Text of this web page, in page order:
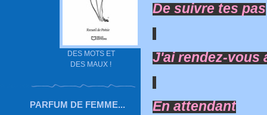
DES MOTS ET
DES MAUX !
PARFUM DE FEMME...
De suivre tes pas
J'ai rendez-vous
En attendant